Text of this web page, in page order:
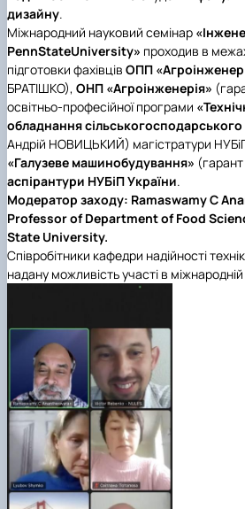
Студентські
Інклюзивне
Наукові школи
Стартап школа
Форми документів
Патентно-
садово-паркове
медицина»
Обладнання
Наукові видання
Досліднику та
Звіт про
Наукові журнали
Наукові журнали
Пам'ятка про
заходів
Порядок
проведення НТЗ
Результати
Монографії
Наука для бізнесу
Каталог наукових
«SEB-2024»
«SEB-2025»
Рада роботодавців
Благодійний фонд
2020»
Видатні
Звіт ректора
Пам'яті
Почесні доктори і
Пресслужба
Університетський
Вибори ректора
Програма
ініціатива – 2025»
Державні закупівлі
Офіційна символіка
Антикорупційні заходи
Уповноважена
виявлення корупції
Положення про
уповноваженого
Національні
Нормативно-
Інформаційні
Методичні
Гендерна радниця
Контактна інформація
дизайну.
Міжнародний науковий семінар
PennStateUniversity» проходив в
підготовки фахівців ОПП
БРАТІШКО), ОНП «Агроінженерія»
освітньо-професійної програми
обладнання
Андрій НОВИЦЬКИЙ) магістратури
«Галузеве машинобудування»
аспірантури НУБіП України.
Модератор заходу: Ramaswamy C
Professor of Department of Food
State University.
Співробітники кафедри надійності
надану можливість участі в